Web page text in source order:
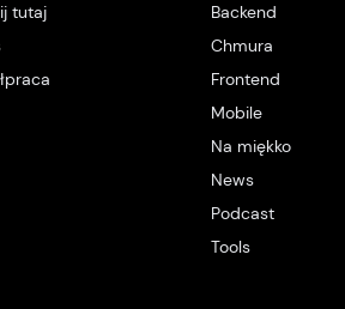
tutaj
Backend
Chmura
Frontend
Mobile
Na miękko
News
Podcast
Tools